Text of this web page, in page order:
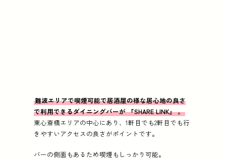
難波エリアで喫煙可能で居酒屋の様な居心地の良さ
で利用できるダイニングバーが 『SHARE LINK』 。
東心斎橋エリアの中心にあり、1軒目でも2軒目でも行
きやすいアクセスの良さがポイントです。
バーの側面もあるため喫煙もしっかり可能。